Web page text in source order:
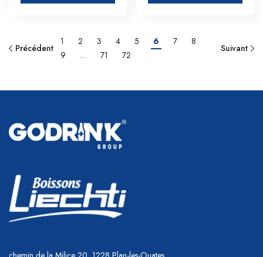
Précédent
1 2 3 4 5 6 7
8
9
… 71 72
Suivant